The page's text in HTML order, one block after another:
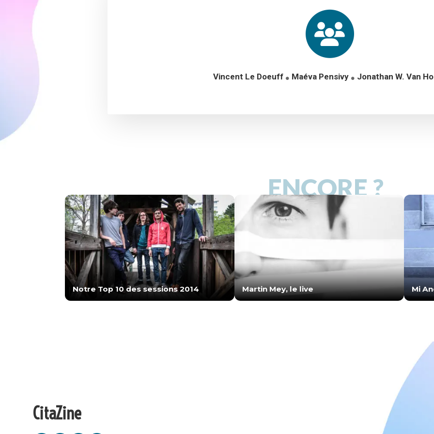
Vincent Le Doeuff Maéva Pensivy Jonathan W. Van
ENCORE ?
Notre Top 10 des sessions 2014 Martin Mey, le live Mi
CitaZine